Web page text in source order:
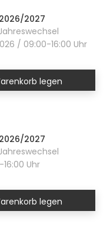
2027
/ 09:00-16:00 Uhr
legen
2027
Uhr
legen